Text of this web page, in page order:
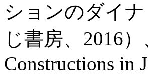
ションのダイ
じ書房、2016）
Constructions in